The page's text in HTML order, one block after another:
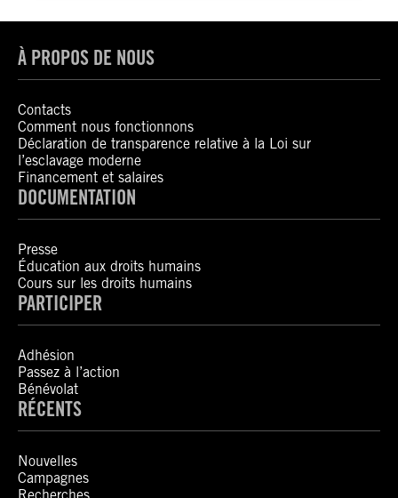
À PROPOS DE NOUS
Contacts
Comment nous fonctionnons
Déclaration de transparence relative à la Loi sur
l’esclavage moderne
Financement et salaires
DOCUMENTATION
Presse
Éducation aux droits humains
Cours sur les droits humains
PARTICIPER
Adhésion
Passez à l’action
Bénévolat
RÉCENTS
Nouvelles
Campagnes